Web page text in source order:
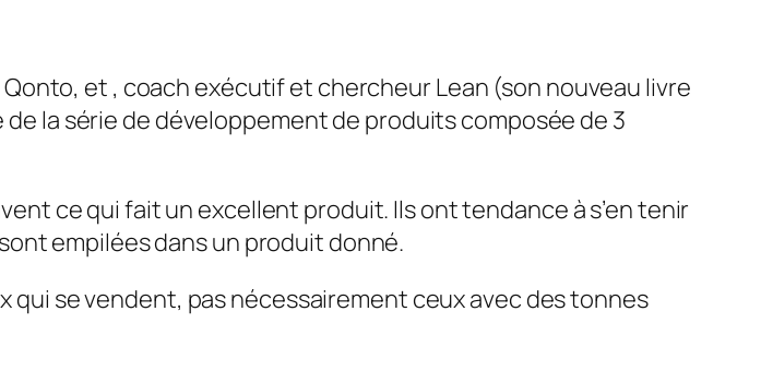
et, coach exécutif et chercheur Lean (son nouveau livre
la série de développement de produits composée de 3
ce qui fait un excellent produit. Ils ont tendance à s’en tenir
empilées dans un produit donné.
se vendent, pas nécessairement ceux avec des tonnes